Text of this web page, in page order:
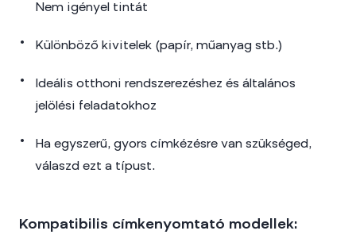
Nem igényel tintát
Különböző kivitelek (papír, műanyag stb.)
Ideális otthoni rendszerezéshez és általános
jelölési feladatokhoz
Ha egyszerű, gyors címkézésre van szükséged,
válaszd ezt a típust.
Kompatibilis címkenyomtató modellek: